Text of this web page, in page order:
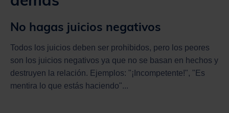
No hagas juicios negativos
Todos los juicios deben ser prohibidos, pero los peores
son los juicios negativos ya que no se basan en hechos y
destruyen la relación. Ejemplos: "¡Incompetente!", "Es
mentira lo que estás haciendo"...